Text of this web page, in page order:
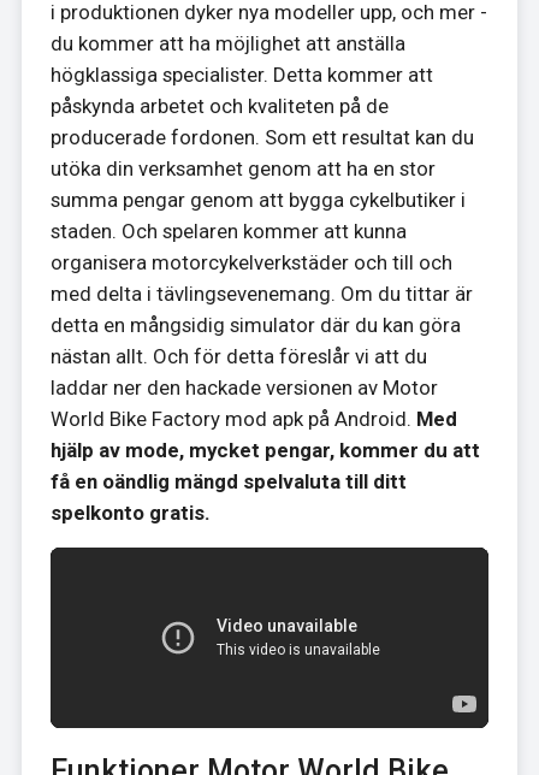
i produktionen dyker nya modeller upp, och mer -
du kommer att ha möjlighet att anställa
högklassiga specialister. Detta kommer att
påskynda arbetet och kvaliteten på de
producerade fordonen. Som ett resultat kan du
utöka din verksamhet genom att ha en stor
summa pengar genom att bygga cykelbutiker i
staden. Och spelaren kommer att kunna
organisera motorcykelverkstäder och till och
med delta i tävlingsevenemang. Om du tittar är
detta en mångsidig simulator där du kan göra
nästan allt. Och för detta föreslår vi att du
laddar ner den hackade versionen av Motor
World Bike Factory mod apk på Android. Med
hjälp av mode, mycket pengar, kommer du att
få en oändlig mängd spelvaluta till ditt
spelkonto gratis.